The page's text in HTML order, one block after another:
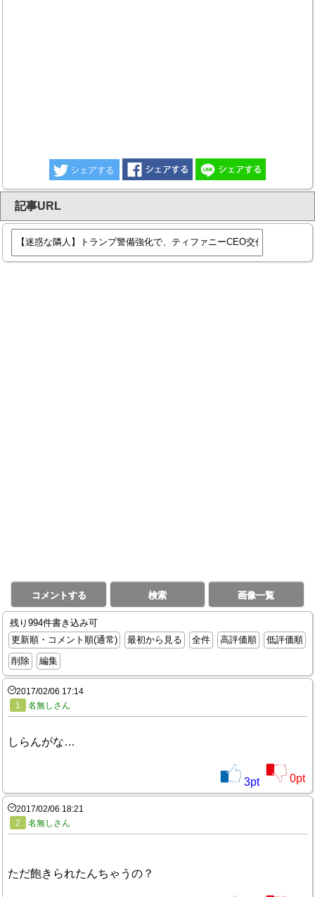
記事URL
コメントする 検索 画像一覧
残り994件書き込み可
更新順・コメント順(通常)
最初から見る 全件 高評価順
低評価順
削除
編集
2017/02/06 17:14
1
名無しさん
しらんがな…
3pt 0pt
2017/02/06 18:21
2
名無しさん
ただ飽きられたんちゃうの？